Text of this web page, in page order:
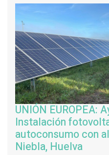
UNIÓN EUROPEA:
Instalación
autoconsumo con
Niebla, Huelva